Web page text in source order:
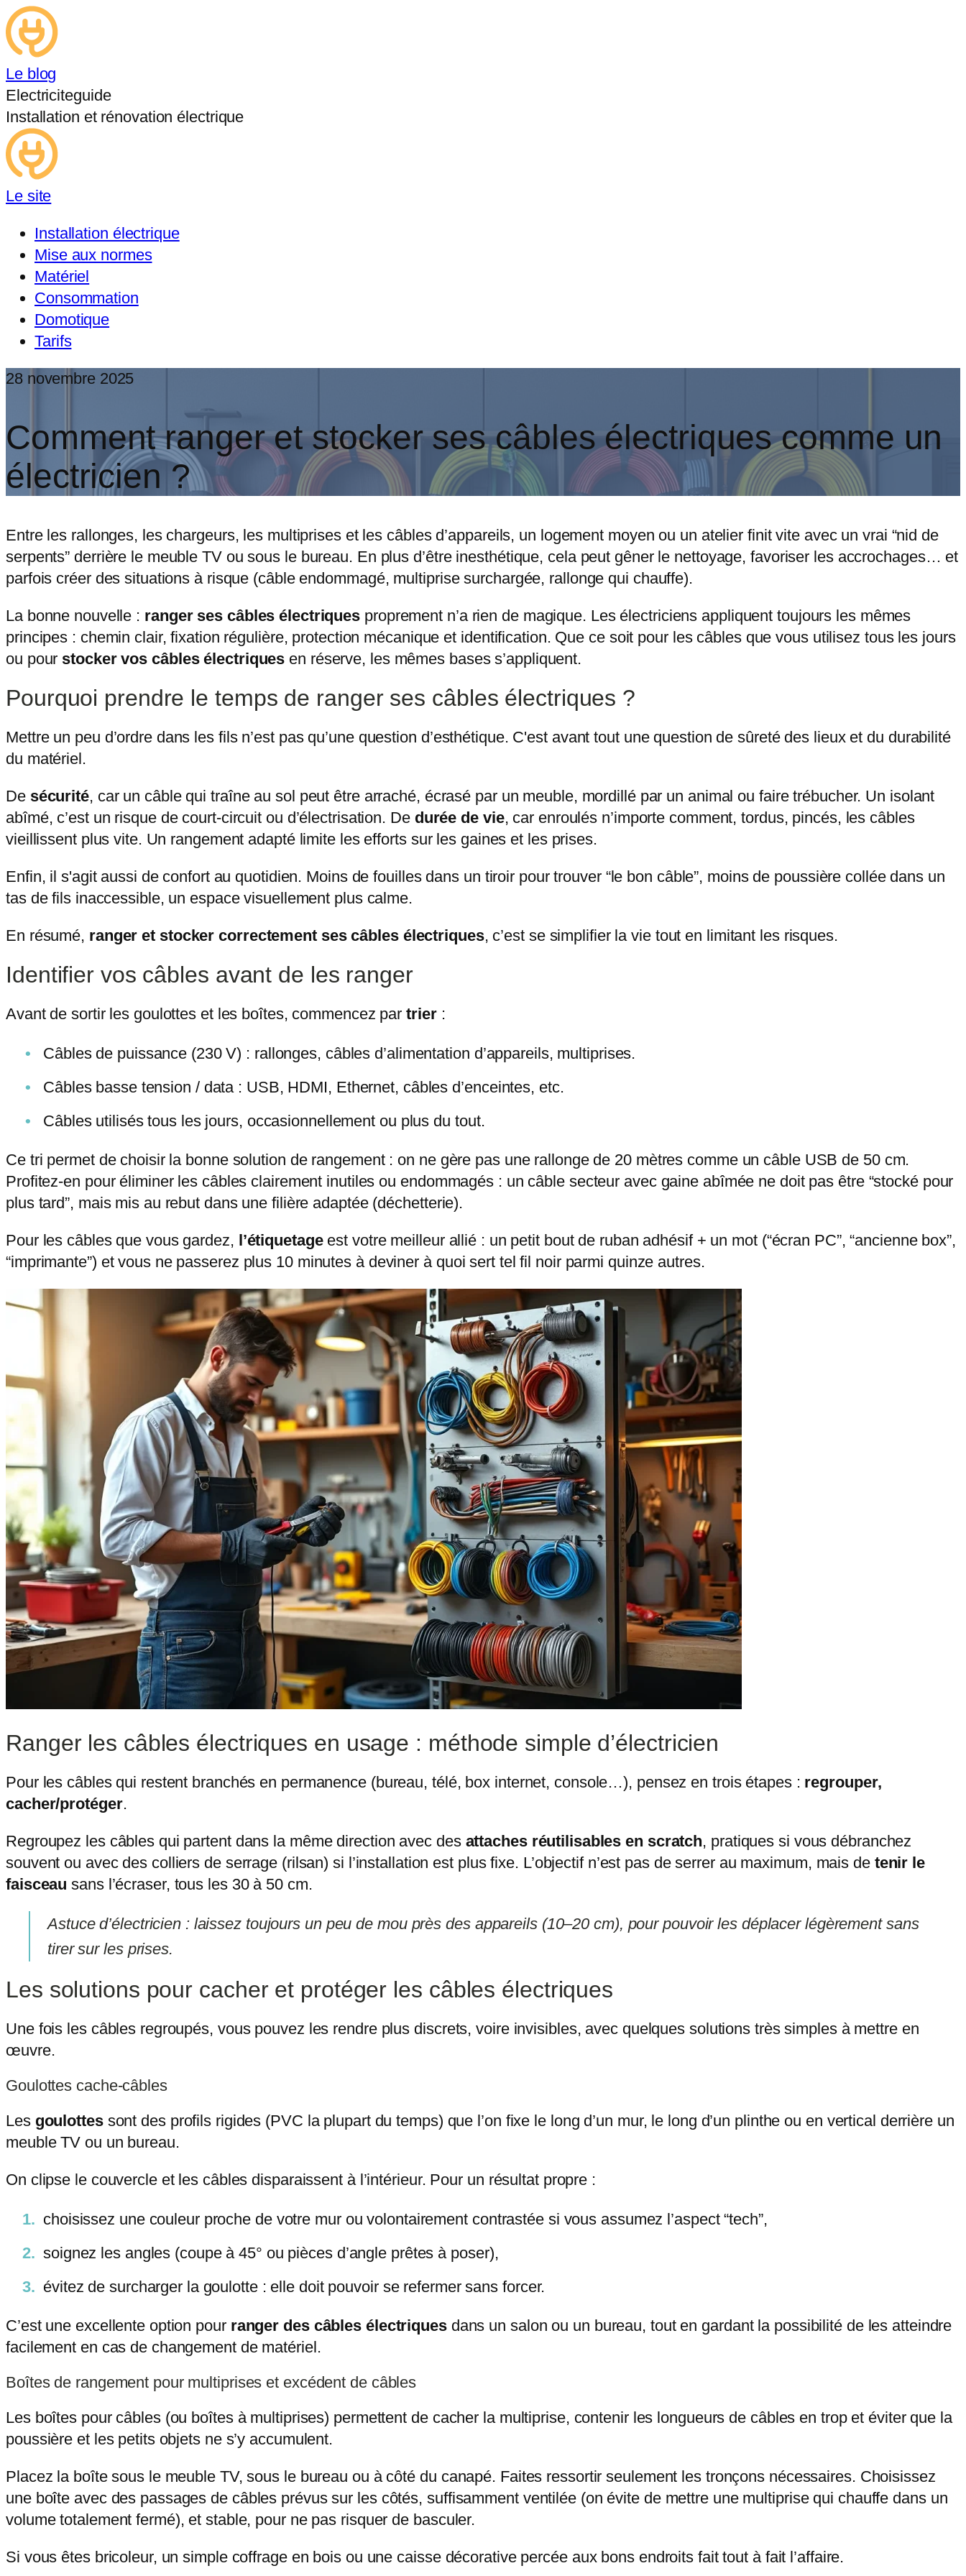
Le blog
Electriciteguide
Installation et rénovation électrique
Le site
Installation électrique
Mise aux normes
Matériel
Consommation
Domotique
Tarifs
28 novembre 2025
Comment ranger et stocker ses câbles électriques comme un
électricien ?
Entre les rallonges, les chargeurs, les multiprises et les câbles d’appareils, un logement moyen ou un atelier finit vite avec un vrai “nid de
serpents” derrière le meuble TV ou sous le bureau. En plus d’être inesthétique, cela peut gêner le nettoyage, favoriser les accrochages… et
parfois créer des situations à risque (câble endommagé, multiprise surchargée, rallonge qui chauffe).
La bonne nouvelle : ranger ses câbles électriques proprement n’a rien de magique. Les électriciens appliquent toujours les mêmes
principes : chemin clair, fixation régulière, protection mécanique et identification. Que ce soit pour les câbles que vous utilisez tous les jours
ou pour stocker vos câbles électriques en réserve, les mêmes bases s’appliquent.
Pourquoi prendre le temps de ranger ses câbles électriques ?
Mettre un peu d’ordre dans les fils n’est pas qu’une question d’esthétique. C'est avant tout une question de sûreté des lieux et du durabilité
du matériel.
De sécurité, car un câble qui traîne au sol peut être arraché, écrasé par un meuble, mordillé par un animal ou faire trébucher. Un isolant
abîmé, c’est un risque de court-circuit ou d’électrisation. De durée de vie, car enroulés n’importe comment, tordus, pincés, les câbles
vieillissent plus vite. Un rangement adapté limite les efforts sur les gaines et les prises.
Enfin, il s'agit aussi de confort au quotidien. Moins de fouilles dans un tiroir pour trouver “le bon câble”, moins de poussière collée dans un
tas de fils inaccessible, un espace visuellement plus calme.
En résumé, ranger et stocker correctement ses câbles électriques, c’est se simplifier la vie tout en limitant les risques.
Identifier vos câbles avant de les ranger
Avant de sortir les goulottes et les boîtes, commencez partrier:
Câbles de puissance (230 V) : rallonges, câbles d’alimentation d’appareils, multiprises.
Câbles basse tension / data : USB, HDMI, Ethernet, câbles d’enceintes, etc.
Câbles utilisés tous les jours, occasionnellement ou plus du tout.
Ce tri permet de choisir la bonne solution de rangement : on ne gère pas une rallonge de 20 mètres comme un câble USB de 50 cm.
Profitez-en pour éliminer les câbles clairement inutiles ou endommagés : un câble secteur avec gaine abîmée ne doit pas être “stocké pour
plus tard”, mais mis au rebut dans une filière adaptée (déchetterie).
Pour les câbles que vous gardez, l’étiquetageest votre meilleur allié : un petit bout de ruban adhésif + un mot (“écran PC”, “ancienne box”,
“imprimante”) et vous ne passerez plus 10 minutes à deviner à quoi sert tel fil noir parmi quinze autres.
Ranger les câbles électriques en usage : méthode simple d’électricien
Pour les câbles qui restent branchés en permanence (bureau, télé, box internet, console…), pensez en trois étapes : regrouper,
cacher/protéger.
Regroupez les câbles qui partent dans la même direction avec des attaches réutilisables en scratch, pratiques si vous débranchez
souvent ou avec des colliers de serrage (rilsan) si l’installation est plus fixe. L’objectif n’est pas de serrer au maximum, mais de tenir le
faisceau sans l’écraser, tous les 30 à 50 cm.
Astuce d’électricien : laissez toujours un peu de mou près des appareils (10–20 cm), pour pouvoir les déplacer légèrement sans
tirer sur les prises.
Les solutions pour cacher et protéger les câbles électriques
Une fois les câbles regroupés, vous pouvez les rendre plus discrets, voire invisibles, avec quelques solutions très simples à mettre en
œuvre.
Goulottes cache-câbles
Les goulottessont des profils rigides (PVC la plupart du temps) que l’on fixe le long d’un mur, le long d’un plinthe ou en vertical derrière un
meuble TV ou un bureau.
On clipse le couvercle et les câbles disparaissent à l’intérieur. Pour un résultat propre :
choisissez une couleur proche de votre mur ou volontairement contrastée si vous assumez l’aspect “tech”,
soignez les angles (coupe à 45° ou pièces d’angle prêtes à poser),
évitez de surcharger la goulotte : elle doit pouvoir se refermer sans forcer.
C’est une excellente option pour ranger des câbles électriquesdans un salon ou un bureau, tout en gardant la possibilité de les atteindre
facilement en cas de changement de matériel.
Boîtes de rangement pour multiprises et excédent de câbles
Les boîtes pour câbles (ou boîtes à multiprises) permettent de cacher la multiprise, contenir les longueurs de câbles en trop et éviter que la
poussière et les petits objets ne s’y accumulent.
Placez la boîte sous le meuble TV, sous le bureau ou à côté du canapé. Faites ressortir seulement les tronçons nécessaires. Choisissez
une boîte avec des passages de câbles prévus sur les côtés, suffisamment ventilée (on évite de mettre une multiprise qui chauffe dans un
volume totalement fermé), et stable, pour ne pas risquer de basculer.
Si vous êtes bricoleur, un simple coffrage en bois ou une caisse décorative percée aux bons endroits fait tout à fait l’affaire.